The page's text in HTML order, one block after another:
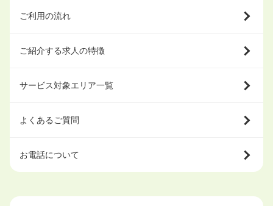
ご利用の流れ
ご紹介する求人の特徴
サービス対象エリア一覧
よくあるご質問
お電話について